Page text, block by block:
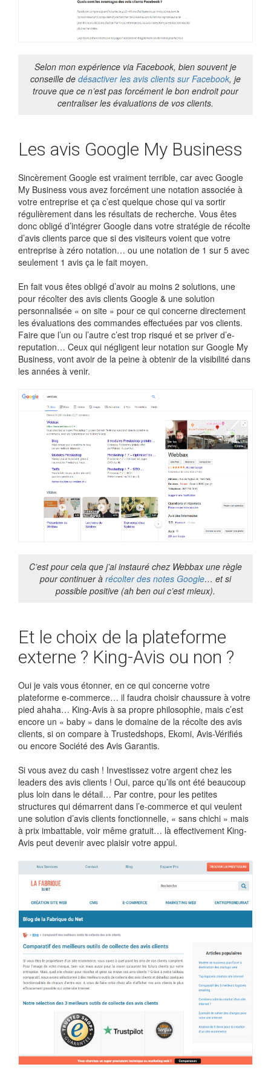
Selon mon expérience via Facebook, bien souvent je
conseille de désactiver les avis clients sur Facebook, je
trouve que ce n’est pas forcément le bon endroit pour
centraliser les évaluations de vos clients.
Les avis Google My Business
Sincèrement Google est vraiment terrible, car avec Google
My Business vous avez forcément une notation associée à
votre entreprise et ça c’est quelque chose qui va sortir
régulièrement dans les résultats de recherche. Vous êtes
donc obligé d’intégrer Google dans votre stratégie de récolte
d’avis clients parce que si des visiteurs voient que votre
entreprise à zéro notation… ou une notation de 1 sur 5 avec
seulement 1 avis ça le fait moyen.
En fait vous êtes obligé d’avoir au moins 2 solutions, une
pour récolter des avis clients Google & une solution
personnalisée « on site » pour ce qui concerne directement
les évaluations des commandes effectuées par vos clients.
Faire que l’un ou l’autre c’est trop risqué et se priver d’e-
reputation… Ceux qui négligent leur notation sur Google My
Business, vont avoir de la peine à obtenir de la visibilité dans
les années à venir.
C’est pour cela que j’ai instauré chez Webbax une règle
pour continuer à récolter des notes Google… et si
possible positive (ah ben oui c’est mieux).
Et le choix de la plateforme
externe ? King-Avis ou non ?
Oui je vais vous étonner, en ce qui concerne votre
plateforme e-commerce… il faudra choisir chaussure à votre
pied ahaha… King-Avis à sa propre philosophie, mais c’est
encore un « baby » dans le domaine de la récolte des avis
clients, si on compare à Trustedshops, Ekomi, Avis-Vérifiés
ou encore Société des Avis Garantis.
Si vous avez du cash ! Investissez votre argent chez les
leaders des avis clients ! Oui, parce qu’ils ont été beaucoup
plus loin dans le détail… Par contre, pour les petites
structures qui démarrent dans l’e-commerce et qui veulent
une solution d’avis clients fonctionnelle, « sans chichi » mais
à prix imbattable, voir même gratuit… là effectivement King-
Avis peut devenir avec plaisir votre appui.